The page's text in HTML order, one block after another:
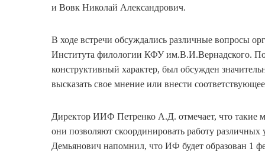
и Вовк Николай Александрович.
В ходе встречи обсуждались различные вопросы
Института филологии КФУ им.В.И.Вернадского.
конструктивный характер, был обсужден
высказать свое мнение или внести
Директор ИИФ Петренко А.Д. отмечает, что такие
они позволяют скоординировать работу
Демьянович напомнил, что ИФ будет образован 1